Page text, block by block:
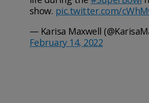
show. pic.twitter.com/
— Karisa Maxwell
February 14, 2022